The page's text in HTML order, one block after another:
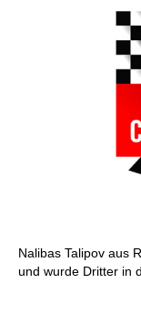
Nalibas Talipov aus
und wurde Dritter in